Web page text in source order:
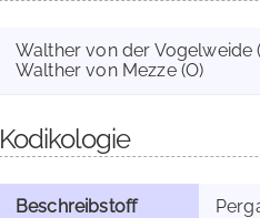
Walther von der Vogelweide
Walther von Mezze (O)
Kodikologie
Beschreibstoff